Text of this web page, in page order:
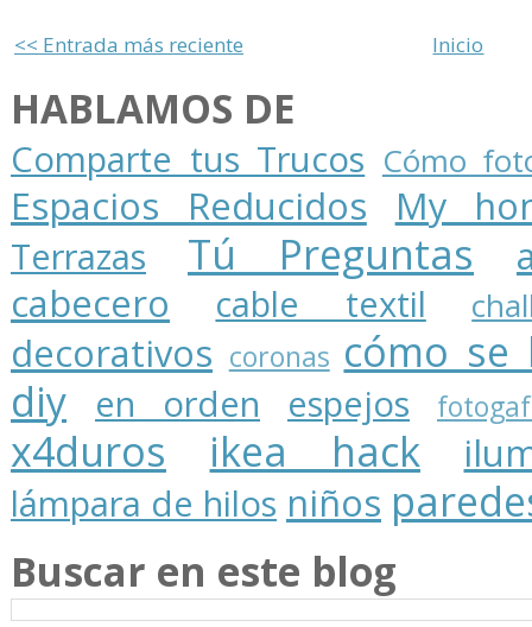
<< Entrada más reciente Inicio
HABLAMOS DE
Comparte tus Trucos Cómo
Espacios Reducidos My
Terrazas Tú Preguntas
cabecero
cable textil
decorativos coronas cómo se
diy
en orden espejos
x4duros ikea hack
lámpara de hilos niños
Buscar en este blog